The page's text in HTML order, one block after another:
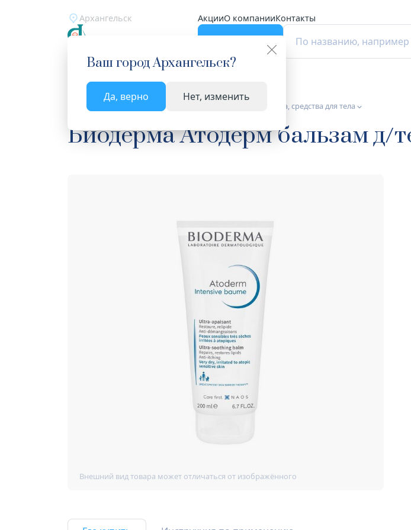
Архангельск АкцииО компанииКонтакты
По названию, например
Ваш городАрхангельск?
Да, верно Нет, изменить
Главная Каталог Косметика Лечебная косметика, средства для тела
Биодерма Атодерм бальзам д/